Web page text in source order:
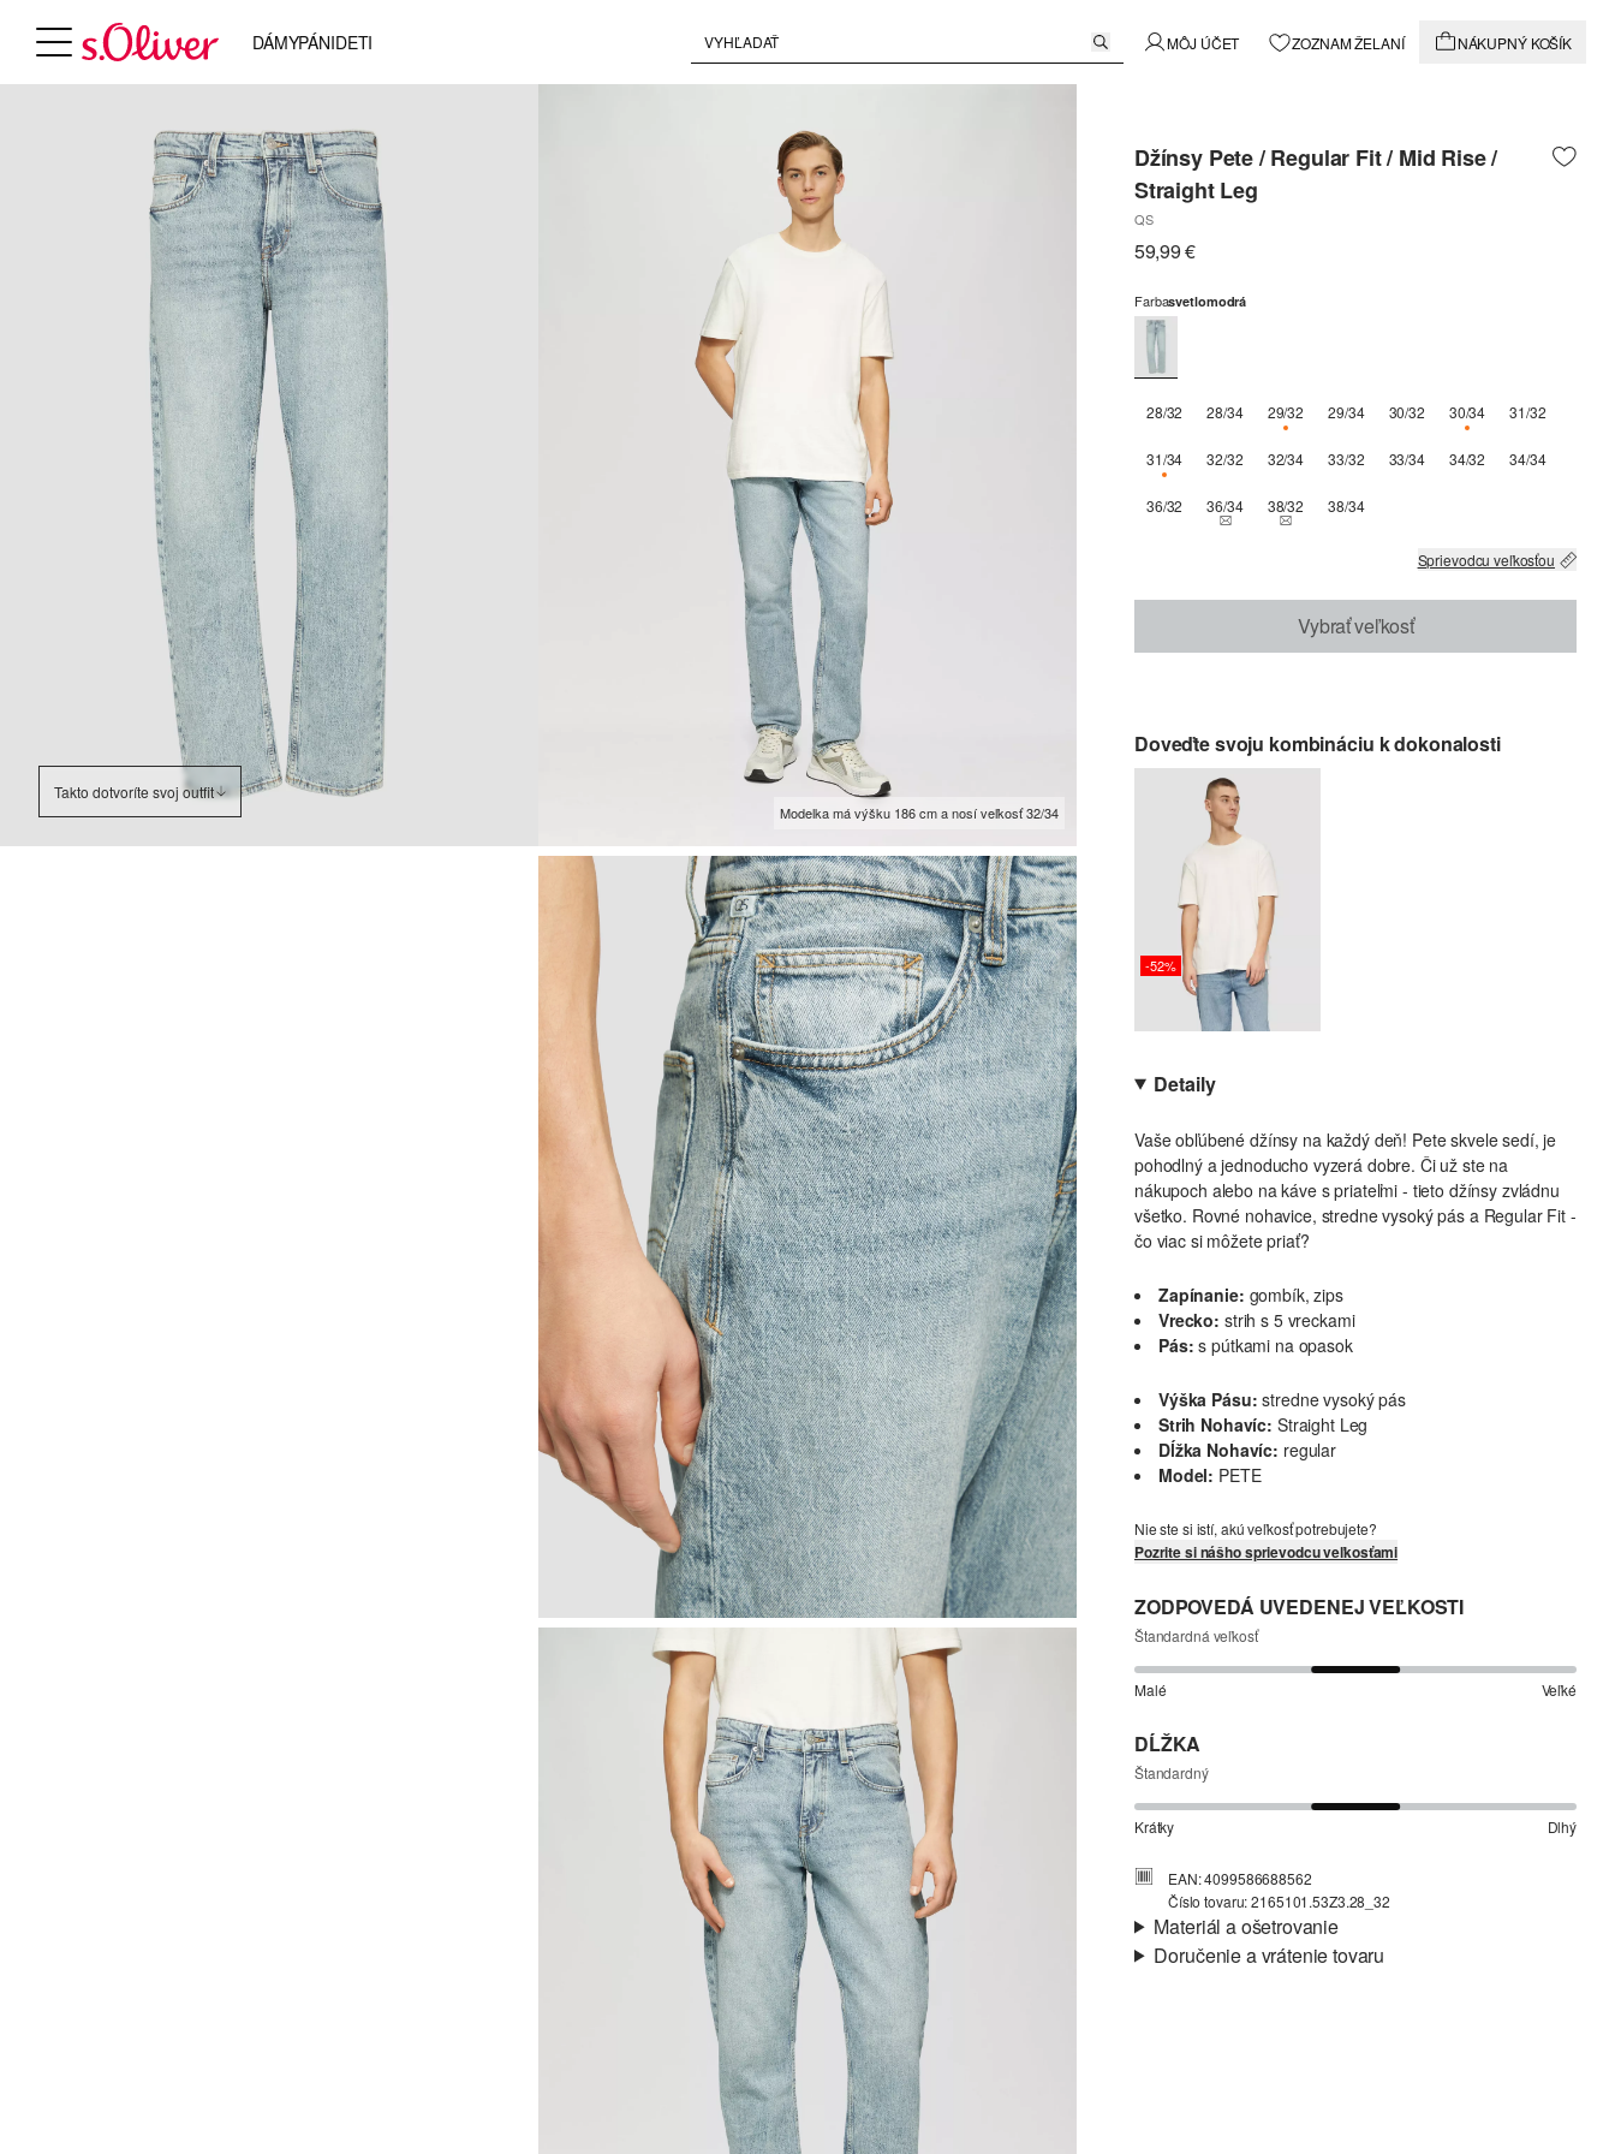
DÁMYPÁNIDETI MÔJ ÚČET ZOZNAM ŽELANÍ NÁKUPNÝ KOŠÍK
Takto dotvoríte svoj outfit
Modelka má výšku 186 cm a nosí veľkosť 32/34
Džínsy Pete / Regular Fit / Mid Rise /
Straight Leg
QS
59,99 €
Farbasvetlomodrá
28/32 28/34 29/32K DISPOZÍCII IBA 2
29/34 30/32 30/34K DISPOZÍCII IBA 3
31/32
31/34K DISPOZÍCII IBA 2
32/32 32/34 33/32 33/34 34/32 34/34
36/32 36/34THIS SIZE IS CURRENTLY OUT OF STOCK
38/32THIS SIZE IS CURRENTLY OUT OF STOCK
38/34
Sprievodcu veľkosťou
Vybrať veľkosť
Doveďte svoju kombináciu k dokonalosti
-52%
Detaily
Vaše obľúbené džínsy na každý deň! Pete skvele sedí, je
pohodlný a jednoducho vyzerá dobre. Či už ste na
nákupoch alebo na káve s priateľmi - tieto džínsy zvládnu
všetko. Rovné nohavice, stredne vysoký pás a Regular Fit -
čo viac si môžete priať?
Zapínanie: gombík, zips
Vrecko: strih s 5 vreckami
Pás: s pútkami na opasok
Výška Pásu: stredne vysoký pás
Strih Nohavíc: Straight Leg
Dĺžka Nohavíc: regular
Model: PETE
Nie ste si istí, akú veľkosť potrebujete?
Pozrite si nášho sprievodcu veľkosťami
ZODPOVEDÁ UVEDENEJ VEĽKOSTI
Štandardná veľkosť
Malé Veľké
DĹŽKA
Štandardný
Krátky Dlhý
EAN: 4099586688562
Číslo tovaru: 2165101.53Z3.28_32
Materiál a ošetrovanie
Doručenie a vrátenie tovaru